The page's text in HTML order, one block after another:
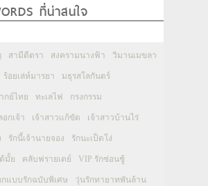
ที่น่าสนใจ
สามีตีตรา สงครามนางฟ้า วิมานเมขลา
ร้อยเล่ห์มารยา มธุรสโลกันตร์
กย์ไทย ทะเลไฟ กรงกรรม
กเจ้า เจ้าสาวแก้ขัด เจ้าสาวบ้านไร่
รักนี้เจ้านายจอง รักนะเป็ดโง่
มั้ย คลับฟรายเดย์ VIP รักซ่อนชู้
กแบบรักฉบับพิเศษ วุ่นรักทายาทพันล้าน